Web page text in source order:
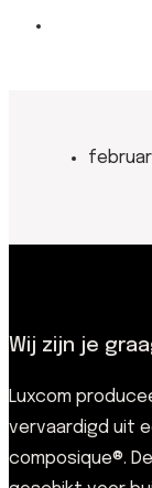
Wij zijn je
Luxcom
vervaardigd uit
composique®.